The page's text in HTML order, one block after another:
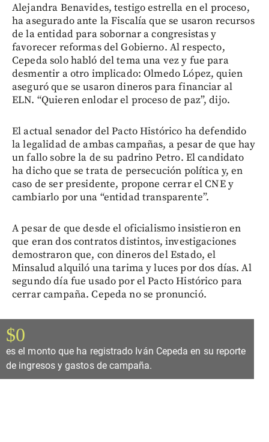
Alejandra Benavides, testigo estrella en el proceso,
ha asegurado ante la Fiscalía que se usaron recursos
de la entidad para sobornar a congresistas y
favorecer reformas del Gobierno. Al respecto,
Cepeda solo habló del tema una vez y fue para
desmentir a otro implicado: Olmedo López, quien
aseguró que se usaron dineros para financiar al
ELN. “Quieren enlodar el proceso de paz”, dijo.
El actual senador del Pacto Histórico ha defendido
la legalidad de ambas campañas, a pesar de que hay
un fallo sobre la de su padrino Petro. El candidato
ha dicho que se trata de persecución política y, en
caso de ser presidente, propone cerrar el CNE y
cambiarlo por una “entidad transparente”.
A pesar de que desde el oficialismo insistieron en
que eran dos contratos distintos, investigaciones
demostraron que, con dineros del Estado, el
Minsalud alquiló una tarima y luces por dos días. Al
segundo día fue usado por el Pacto Histórico para
cerrar campaña. Cepeda no se pronunció.
$0
es el monto que ha registrado Iván Cepeda en su reporte
de ingresos y gastos de campaña.